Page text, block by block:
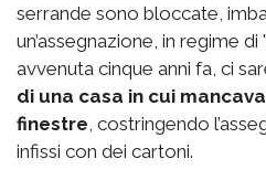
serrande sono bloccate,
un’assegnazione, in regime
avvenuta cinque anni fa, ci
di una casa in cui
finestre , costringendo
infissi con dei cartoni.